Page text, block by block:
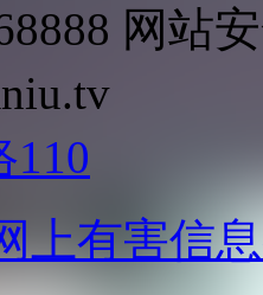
网站
110
上有害信